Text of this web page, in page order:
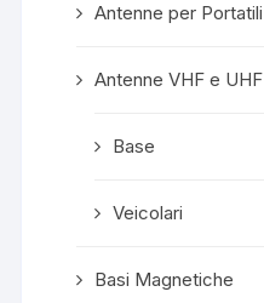
Antenne per Portatili
Antenne VHF e UHF
Base
Veicolari
Basi Magnetiche